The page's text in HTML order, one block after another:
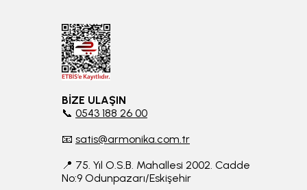
BİZE ULAŞIN
📞 0543 188 26 00
📧 satis@armonika.com.tr
📍 75. Yıl O.S.B. Mahallesi 2002. Cadde
No:9 Odunpazarı/Eskişehir